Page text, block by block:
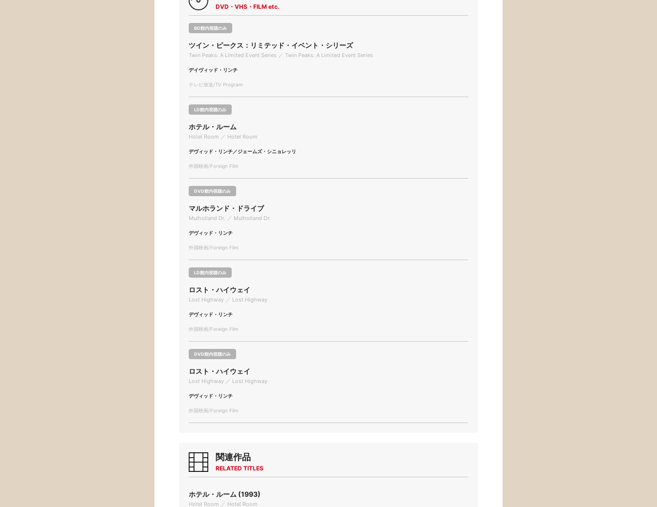
DVD・VHS・FILM etc.
BD館内視聴のみ
ツイン・ピークス：リミテッド・イベント・シリーズ
Twin Peaks: A Limited Event Series ／ Twin Peaks: A Limited Event Series
デイヴィッド・リンチ
テレビ放送/TV Program
LD館内視聴のみ
ホテル・ルーム
Hotel Room ／ Hotel Room
デヴィッド・リンチ／ジェームズ・シニョレッリ
外国映画/Foreign Film
DVD館内視聴のみ
マルホランド・ドライブ
Mulholland Dr. ／ Mulholland Dr.
デヴィッド・リンチ
外国映画/Foreign Film
LD館内視聴のみ
ロスト・ハイウェイ
Lost Highway ／ Lost Highway
デヴィッド・リンチ
外国映画/Foreign Film
DVD館内視聴のみ
ロスト・ハイウェイ
Lost Highway ／ Lost Highway
デヴィッド・リンチ
外国映画/Foreign Film
関連作品
RELATED TITLES
ホテル・ルーム (1993)
Hotel Room ／ Hotel Room